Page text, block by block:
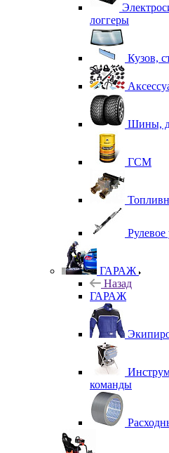
логгеры
Кузов,
Шины,
ГСМ
Рулевое
ГАРАЖ
Назад
ГАРАЖ
команды